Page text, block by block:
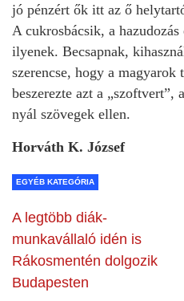
jó pénzért ők itt az ő
A cukrosbácsik, a
ilyenek. Becsapnak,
szerencse, hogy a magyarok
beszerezte azt a „szoftvert”,
nyál szövegek ellen.
Horváth K. József
EGYÉB KATEGÓRIA
A legtöbb diák-
munkavállaló idén is
Rákosmentén dolgozik
Budapesten